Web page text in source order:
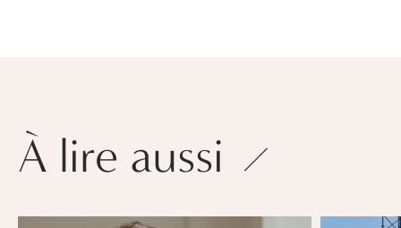
À lire aussi